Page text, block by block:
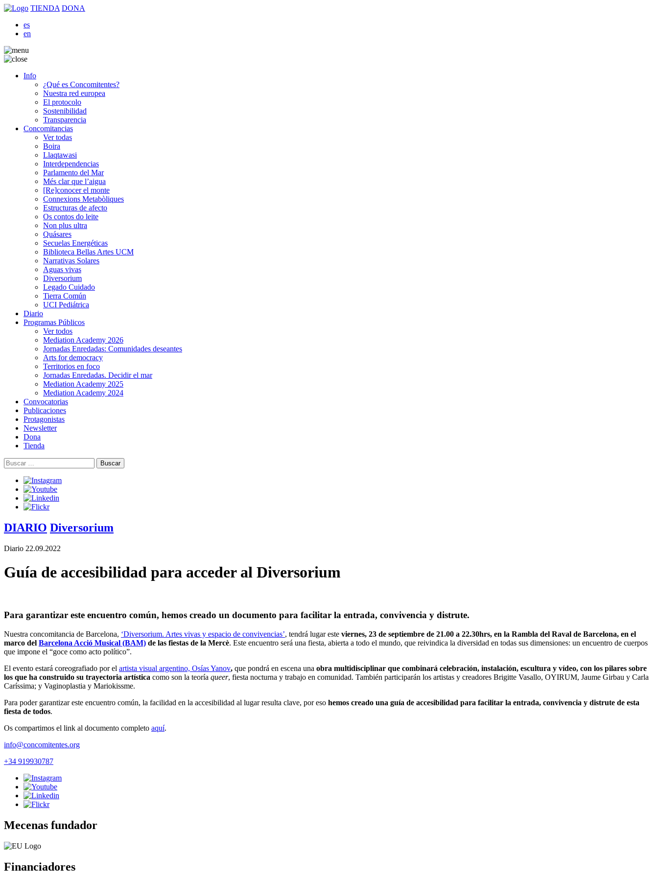
TIENDA DONA
es
en
Info
¿Qué es Concomitentes?
Nuestra red europea
El protocolo
Sostenibilidad
Transparencia
Concomitancias
Ver todas
Boira
Llaqtawasi
Interdependencias
Parlamento del Mar
Més clar que l’aigua
[Re]conocer el monte
Connexions Metabòliques
Estructuras de afecto
Os contos do leite
Non plus ultra
Quásares
Secuelas Energéticas
Biblioteca Bellas Artes UCM
Narrativas Solares
Aguas vivas
Diversorium
Legado Cuidado
Tierra Común
UCI Pediátrica
Diario
Programas Públicos
Ver todos
Mediation Academy 2026
Jornadas Enredadas: Comunidades deseantes
Arts for democracy
Territorios en foco
Jornadas Enredadas. Decidir el mar
Mediation Academy 2025
Mediation Academy 2024
Convocatorias
Publicaciones
Protagonistas
Newsletter
Dona
Tienda
Buscar:
DIARIO Diversorium
Diario 22.09.2022
Guía de accesibilidad para acceder al Diversorium
Para garantizar este encuentro común, hemos creado un documento para facilitar la entrada, convivencia y distrute.
Nuestra concomitancia de Barcelona, ‘Diversorium. Artes vivas y espacio de convivencias’, tendrá lugar este viernes, 23 de septiembre de 21.00 a 22.30hrs, en la Rambla del Raval de Barcelona, en el
marco del Barcelona Acció Musical (BAM) de las fiestas de la Mercè. Este encuentro será una fiesta, abierta a todo el mundo, que reivindica la diversidad en todas sus dimensiones: un encuentro de cuerpos
que impone el “goce como acto político”.
El evento estará coreografiado por el artista visual argentino, Osías Yanov, que pondrá en escena una obra multidisciplinar que combinará celebración, instalación, escultura y vídeo, con los pilares sobre
los que ha construido su trayectoria artística como son la teoría queer, fiesta nocturna y trabajo en comunidad. También participarán los artistas y creadores Brigitte Vasallo, OYIRUM, Jaume Girbau y Carla
Caríssima; y Vaginoplastia y Mariokissme.
Para poder garantizar este encuentro común, la facilidad en la accesibilidad al lugar resulta clave, por eso hemos creado una guía de accesibilidad para facilitar la entrada, convivencia y distrute de esta
fiesta de todos.
Os compartimos el link al documento completo aquí.
info@concomitentes.org
+34 919930787
Mecenas fundador
Financiadores